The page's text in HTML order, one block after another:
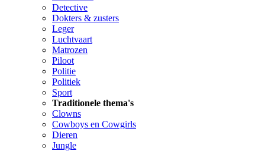
Detective
Dokters & zusters
Leger
Luchtvaart
Matrozen
Piloot
Politie
Politiek
Sport
Traditionele thema's
Clowns
Cowboys en Cowgirls
Dieren
Jungle